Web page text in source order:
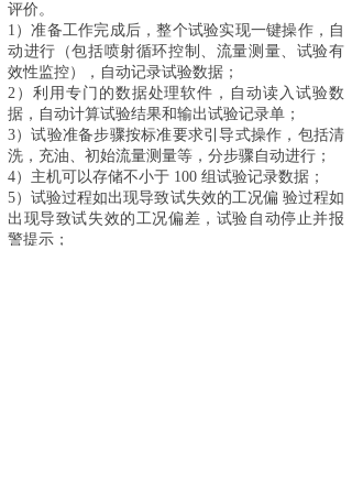
评价。
1）准备工作完成后，整个试验实现一键操作，自
动进行（包括喷射循环控制、流量测量、试验有
效性监控），自动记录试验数据；
2）利用专门的数据处理软件，自动读入试验数
据，自动计算试验结果和输出试验记录单；
3）试验准备步骤按标准要求引导式操作，包括清
洗，充油、初始流量测量等，分步骤自动进行；
4）主机可以存储不小于 100 组试验记录数据；
5）试验过程如出现导致试失效的工况偏 验过程如
出现导致试失效的工况偏差，试验自动停止并报
警提示；